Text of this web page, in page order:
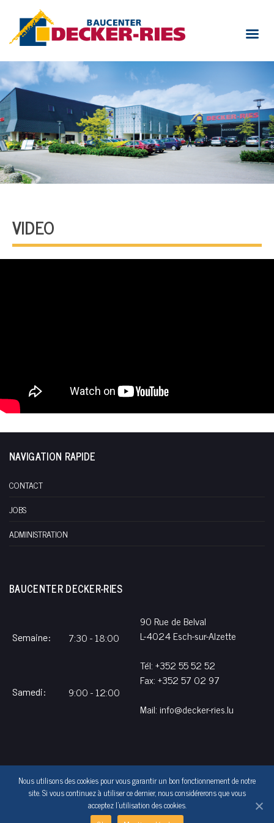
VIDEO
NAVIGATION RAPIDE
CONTACT
JOBS
ADMINISTRATION
BAUCENTER DECKER-RIES
Semaine: 7:30 - 18:00
90 Rue de Belval
L-4024 Esch-sur-Alzette
Tél:+352 55 52 52
Fax: +352 57 02 97
Mail:info@decker-ries.lu
Samedi: 9:00 - 12:00
Tous droits réservés © Baucenter Decker-Ries
Dispositions Legales
Nous utilisons des cookies pour vous garantir un bon fonctionnement de notre
site. Si vous continuez à utiliser ce dernier, nous considérerons que vous
acceptez l'utilisation des cookies.